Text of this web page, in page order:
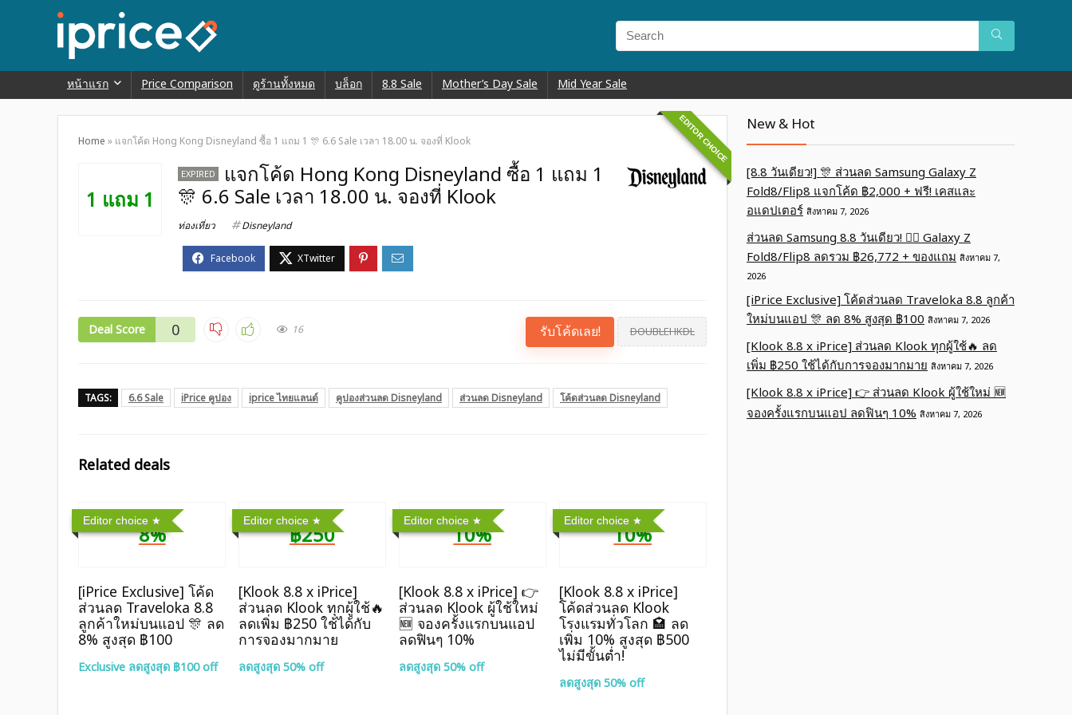
หน้าแรก Price Comparison ดูร้านทั้งหมด บล็อก 8.8 Sale Mother’s Day Sale Mid Year Sale
Home » แจกโค้ด Hong Kong Disneyland ซื้อ 1 แถม 1 🎊 6.6 Sale เวลา 18.00 น. จองที่ Klook EDITOR CHOICE
1 แถม 1
EXPIRED
แจกโค้ด Hong Kong Disneyland ซื้อ 1 แถม 1
🎊 6.6 Sale เวลา 18.00 น. จองที่ Klook
ท่องเที่ยว Disneyland
Deal Score 0 16 รับโค้ดเลย! DOUBLEHKDL
TAGS: 6.6 Sale iPrice คูปอง iprice ไทยแลนด์ คูปองส่วนลด Disneyland ส่วนลด Disneyland โค้ดส่วนลด Disneyland
Related deals
Editor choice
8%
[iPrice Exclusive] โค้ด
ส่วนลด Traveloka 8.8
ลูกค้าใหม่บนแอป 🎊 ลด
8% สูงสุด​ ฿100
Exclusive ลดสูงสุด ฿100 off
Editor choice
฿250
[Klook 8.8 x iPrice]
ส่วนลด Klook ทุกผู้ใช้🔥
ลดเพิ่ม ฿250 ใช้ได้กับ
การจองมากมาย
ลดสูงสุด 50% off
Editor choice
10%
[Klook 8.8 x iPrice] 👉
ส่วนลด Klook ผู้ใช้ใหม่
🆕 จองครั้งแรกบนแอป
ลดฟินๆ 10%
ลดสูงสุด 50% off
Editor choice
10%
[Klook 8.8 x iPrice]
โค้ดส่วนลด Klook
โรงแรมทั่วโลก 🏩 ลด
เพิ่ม 10% สูงสุด ฿500
ไม่มีขั้นต่ำ!
ลดสูงสุด 50% off
New & Hot
[8.8 วันเดียว!] 🎊 ส่วนลด Samsung Galaxy Z
Fold8/Flip8 แจกโค้ด ฿2,000 + ฟรี! เคสและ
อแดปเตอร์ สิงหาคม 7, 2026
ส่วนลด Samsung 8.8 วันเดียว! ❤️‍🔥 Galaxy Z
Fold8/Flip8 ลดรวม ฿26,772 + ของแถม สิงหาคม 7,
2026
[iPrice Exclusive] โค้ดส่วนลด Traveloka 8.8 ลูกค้า
ใหม่บนแอป 🎊 ลด 8% สูงสุด​ ฿100 สิงหาคม 7, 2026
[Klook 8.8 x iPrice] ส่วนลด Klook ทุกผู้ใช้🔥 ลด
เพิ่ม ฿250 ใช้ได้กับการจองมากมาย สิงหาคม 7, 2026
[Klook 8.8 x iPrice] 👉 ส่วนลด Klook ผู้ใช้ใหม่ 🆕
จองครั้งแรกบนแอป ลดฟินๆ 10% สิงหาคม 7, 2026